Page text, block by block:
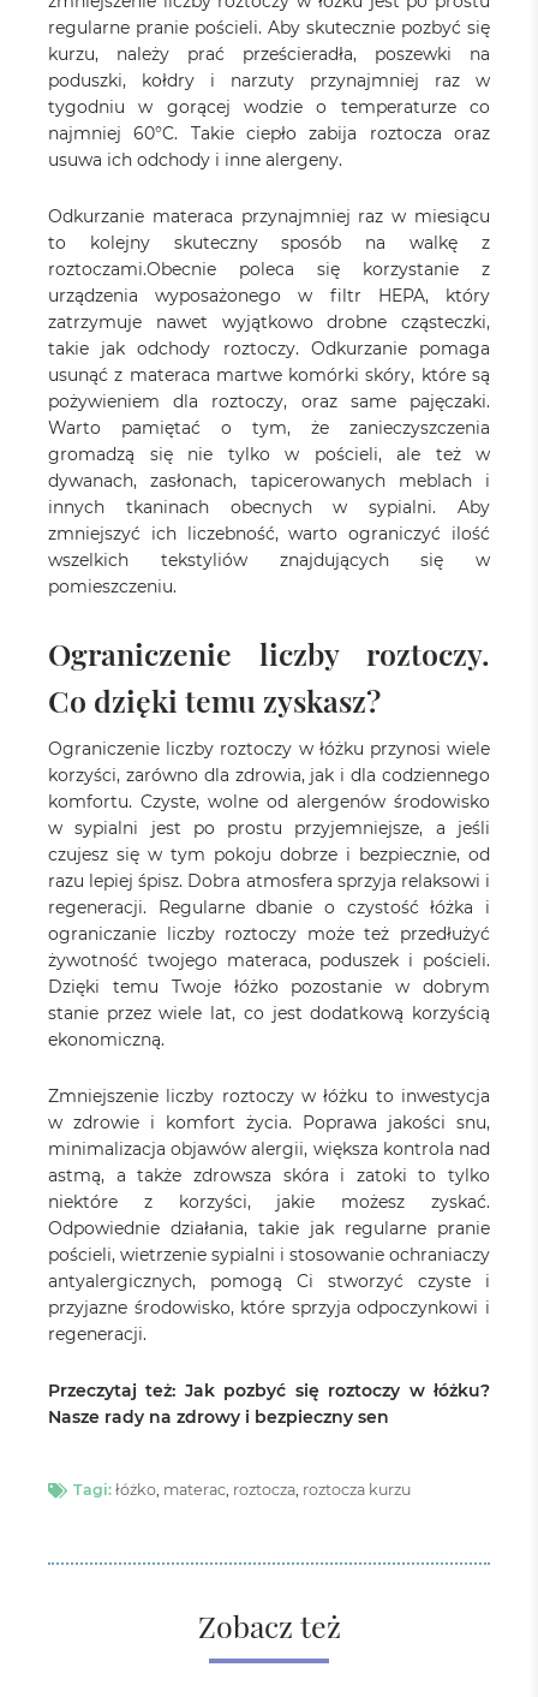
regularne pranie pościeli. Aby skutecznie pozbyć się
kurzu, należy prać prześcieradła, poszewki na
poduszki, kołdry i narzuty przynajmniej raz w
tygodniu w gorącej wodzie o temperaturze co
najmniej 60°C. Takie ciepło zabija roztocza oraz
usuwa ich odchody i inne alergeny.
Odkurzanie materaca przynajmniej raz w miesiącu
to kolejny skuteczny sposób na walkę z
roztoczami.Obecnie poleca się korzystanie z
urządzenia wyposażonego w filtr HEPA, który
zatrzymuje nawet wyjątkowo drobne cząsteczki,
takie jak odchody roztoczy. Odkurzanie pomaga
usunąć z materaca martwe komórki skóry, które są
pożywieniem dla roztoczy, oraz same pajęczaki.
Warto pamiętać o tym, że zanieczyszczenia
gromadzą się nie tylko w pościeli, ale też w
dywanach, zasłonach, tapicerowanych meblach i
innych tkaninach obecnych w sypialni. Aby
zmniejszyć ich liczebność, warto ograniczyć ilość
wszelkich tekstyliów znajdujących się w
pomieszczeniu.
Ograniczenie liczby roztoczy.
Co dzięki temu zyskasz?
Ograniczenie liczby roztoczy w łóżku przynosi wiele
korzyści, zarówno dla zdrowia, jak i dla codziennego
komfortu. Czyste, wolne od alergenów środowisko
w sypialni jest po prostu przyjemniejsze, a jeśli
czujesz się w tym pokoju dobrze i bezpiecznie, od
razu lepiej śpisz. Dobra atmosfera sprzyja relaksowi i
regeneracji. Regularne dbanie o czystość łóżka i
ograniczanie liczby roztoczy może też przedłużyć
żywotność twojego materaca, poduszek i pościeli.
Dzięki temu Twoje łóżko pozostanie w dobrym
stanie przez wiele lat, co jest dodatkową korzyścią
ekonomiczną.
Zmniejszenie liczby roztoczy w łóżku to inwestycja
w zdrowie i komfort życia. Poprawa jakości snu,
minimalizacja objawów alergii, większa kontrola nad
astmą, a także zdrowsza skóra i zatoki to tylko
niektóre z korzyści, jakie możesz zyskać.
Odpowiednie działania, takie jak regularne pranie
pościeli, wietrzenie sypialni i stosowanie ochraniaczy
antyalergicznych, pomogą Ci stworzyć czyste i
przyjazne środowisko, które sprzyja odpoczynkowi i
regeneracji.
Przeczytaj też: Jak pozbyć się roztoczy w łóżku?
Nasze rady na zdrowy i bezpieczny sen
Tagi: łóżko, materac, roztocza, roztocza kurzu
Zobacz też